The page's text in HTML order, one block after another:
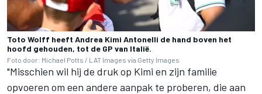
Toto Wolff heeft Andrea Kimi Antonelli de hand boven het
hoofd gehouden, tot de GP van Italië.
Foto door: Michael Potts / LAT Images via Getty Images
"Misschien wil hij de druk op Kimi en zijn familie
opvoeren om een andere aanpak te proberen, die aan